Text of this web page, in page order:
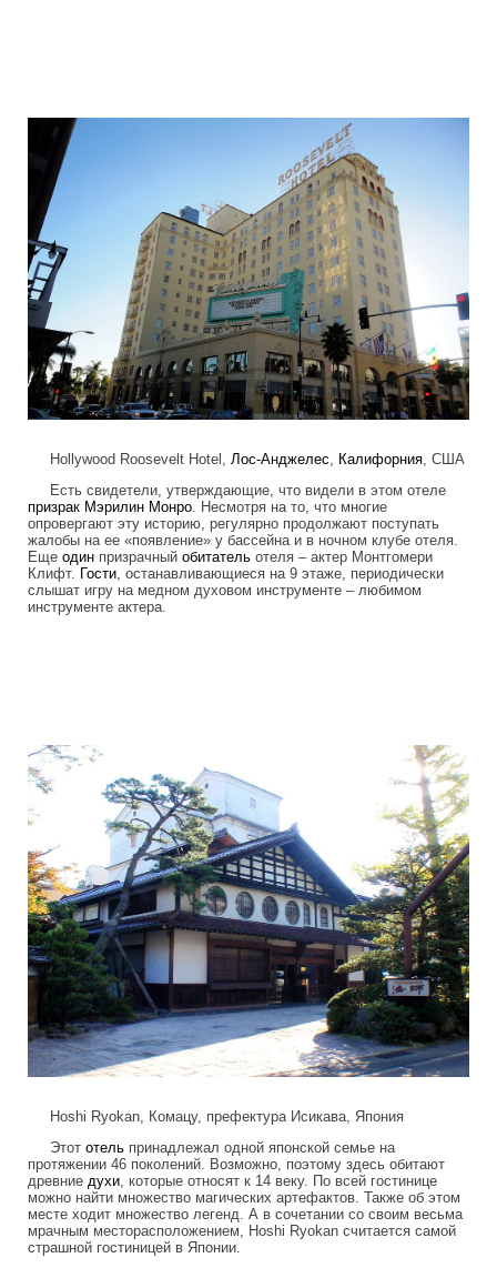
Hollywood Roosevelt Hotel, Лос-Анджелес, Калифорния, США
Есть свидетели, утверждающие, что видели в этом отеле
призрак Мэрилин Монро. Несмотря на то, что многие
опровергают эту историю, регулярно продолжают поступать
жалобы на ее «появление» у бассейна и в ночном клубе отеля.
Еще один призрачный обитатель отеля – актер Монтгомери
Клифт. Гости, останавливающиеся на 9 этаже, периодически
слышат игру на медном духовом инструменте – любимом
инструменте актера.
Hoshi Ryokan, Комацу, префектура Исикава, Япония
Этот отель принадлежал одной японской семье на
протяжении 46 поколений. Возможно, поэтому здесь обитают
древние духи , которые относят к 14 веку. По всей гостинице
можно найти множество магических артефактов. Также об этом
месте ходит множество легенд. А в сочетании со своим весьма
мрачным месторасположением, Hoshi Ryokan считается самой
страшной гостиницей в Японии.